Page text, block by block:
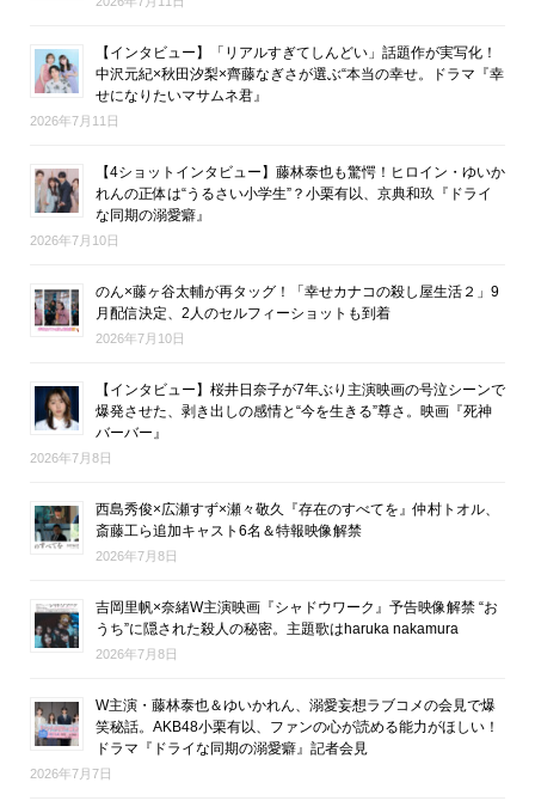
【インタビュー】「リアルすぎてしんどい」話題作が実写化！
中沢元紀×秋田汐梨×齊藤なぎさが選ぶ“本当の幸せ。ドラマ『幸
せになりたいマサムネ君』
2026年7月11日
【4ショットインタビュー】藤林泰也も驚愕！ヒロイン・ゆいか
れんの正体は“うるさい小学生”？小栗有以、京典和玖『ドライ
な同期の溺愛癖』
2026年7月10日
のん×藤ヶ谷太輔が再タッグ！「幸せカナコの殺し屋生活２」9
月配信決定、2人のセルフィーショットも到着
2026年7月10日
【インタビュー】桜井日奈子が7年ぶり主演映画の号泣シーンで
爆発させた、剥き出しの感情と“今を生きる”尊さ。映画『死神
バーバー』
2026年7月8日
西島秀俊×広瀬すず×瀬々敬久『存在のすべてを』仲村トオル、
斎藤工ら追加キャスト6名＆特報映像解禁
2026年7月8日
吉岡里帆×奈緒W主演映画『シャドウワーク』予告映像解禁 “お
うち”に隠された殺人の秘密。主題歌はharuka nakamura
2026年7月8日
W主演・藤林泰也＆ゆいかれん、溺愛妄想ラブコメの会見で爆
笑秘話。AKB48小栗有以、ファンの心が読める能力がほしい！
ドラマ『ドライな同期の溺愛癖』記者会見
2026年7月7日